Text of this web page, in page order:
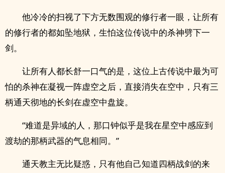
他冷冷的扫视了下方无数围观的修行者一眼，让所有
的修行者的都如坠地狱，生怕这位传说中的杀神劈下一
剑。
让所有人都长舒一口气的是，这位上古传说中最为可
怕的杀神在凝视一阵虚空之后，直接消失在空中，只有三
柄通天彻地的长剑在虚空中盘旋。
“难道是异域的人，那口钟似乎是我在星空中感应到
渡劫的那柄武器的气息相同。”
通天教主无比疑惑，只有他自己知道四柄战剑的来